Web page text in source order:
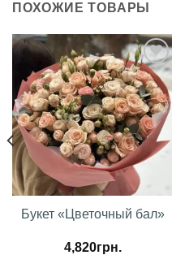
ПОХОЖИЕ ТОВАРЫ
В
избранное
Букет «Цветочный бал»
4,820грн.